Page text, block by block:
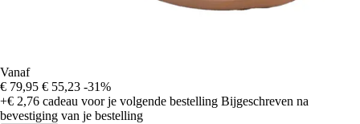
Vanaf
€ 79,95 € 55,23 -31%
+€ 2,76 cadeau voor je volgende bestelling Bijgeschreven na
bevestiging van je bestelling